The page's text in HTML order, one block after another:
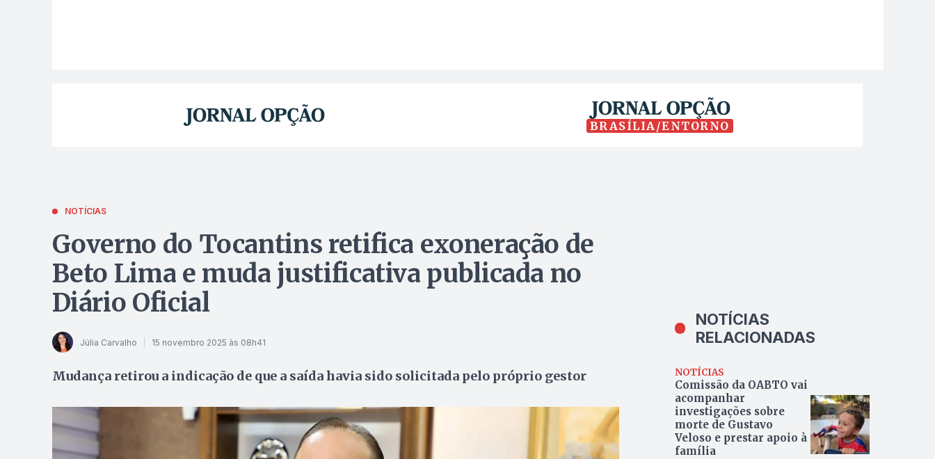
BRASÍLIA/ENTORNO
NOTÍCIAS
Governo do Tocantins retifica exoneração de
Beto Lima e muda justificativa publicada no
Diário Oficial
Júlia Carvalho 15 novembro 2025 às 08h41
Mudança retirou a indicação de que a saída havia sido solicitada pelo próprio gestor
NOTÍCIAS
RELACIONADAS
NOTÍCIAS
Comissão da OABTO vai
acompanhar
investigações sobre
morte de Gustavo
Veloso e prestar apoio à
família